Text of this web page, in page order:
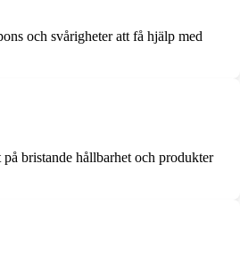
och svårigheter att få hjälp med
bristande hållbarhet och produkter